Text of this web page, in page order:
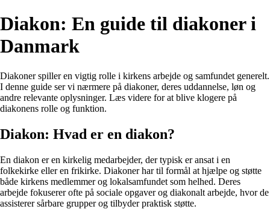
Diakon: En guide til diakoner i
Danmark
Diakoner spiller en vigtig rolle i kirkens arbejde og samfundet generelt.
I denne guide ser vi nærmere på diakoner, deres uddannelse, løn og
andre relevante oplysninger. Læs videre for at blive klogere på
diakonens rolle og funktion.
Diakon: Hvad er en diakon?
En diakon er en kirkelig medarbejder, der typisk er ansat i en
folkekirke eller en frikirke. Diakoner har til formål at hjælpe og støtte
både kirkens medlemmer og lokalsamfundet som helhed. Deres
arbejde fokuserer ofte på sociale opgaver og diakonalt arbejde, hvor de
assisterer sårbare grupper og tilbyder praktisk støtte.